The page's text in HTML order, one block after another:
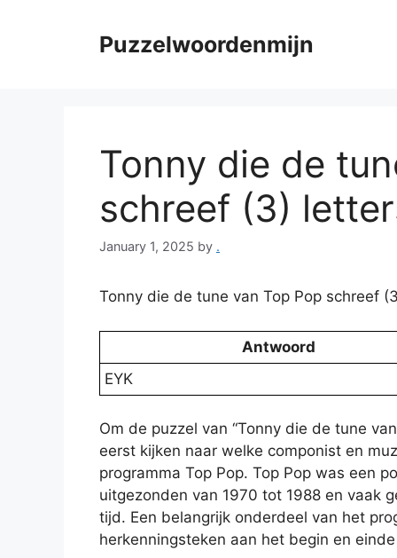
Puzzelwoordenmijn
Tonny die de
schreef (3)
January 1, 2025 by .
Tonny die de tune van Top Pop schreef
Antwoord
EYK
Om de puzzel van “Tonny die de tune
eerst kijken naar welke componist en
programma Top Pop. Top Pop was een
uitgezonden van 1970 tot 1988 en vaak
tijd. Een belangrijk onderdeel van het
herkenningsteken aan het begin en